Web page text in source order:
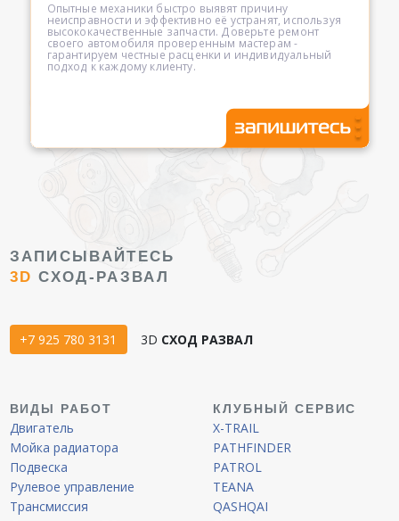
Опытные механики быстро выявят причину
неисправности и эффективно её устранят, используя
высококачественные запчасти. Доверьте ремонт
своего автомобиля проверенным мастерам -
гарантируем честные расценки и индивидуальный
подход к каждому клиенту.
ЗАПИСЫВАЙТЕСЬ
3D СХОД-РАЗВАЛ
+7 925 780 3131 3D СХОД РАЗВАЛ
ВИДЫ РАБОТ
Двигатель
Мойка радиатора
Подвеска
Рулевое управление
Трансмиссия
КЛУБНЫЙ СЕРВИС
X-TRAIL
PATHFINDER
PATROL
TEANA
QASHQAI